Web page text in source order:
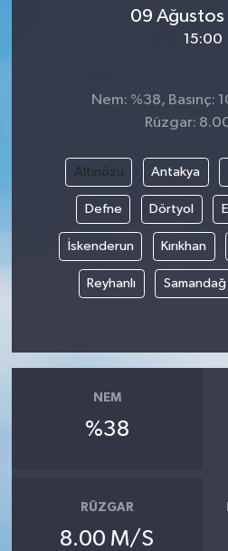
09 Ağustos
15:00
Nem: %38, Basınç:
Rüzgar:
Altınözü Antakya
Defne Dörtyol
İskenderun Kırıkhan
Reyhanlı Samandağ
NEM
%38
RÜZGAR
8.00 M/S